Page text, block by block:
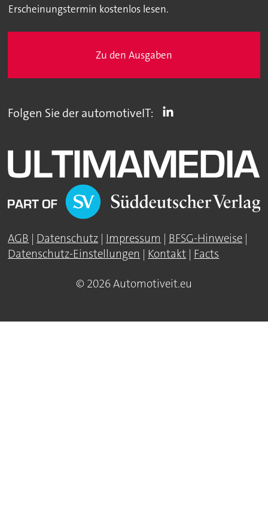
Erscheinungstermin kostenlos lesen.
Zu den Ausgaben
Folgen Sie der automotiveIT:
AGB | Datenschutz | Impressum | BFSG-Hinweise |
Datenschutz-Einstellungen | Kontakt | Facts
© 2026 Automotiveit.eu